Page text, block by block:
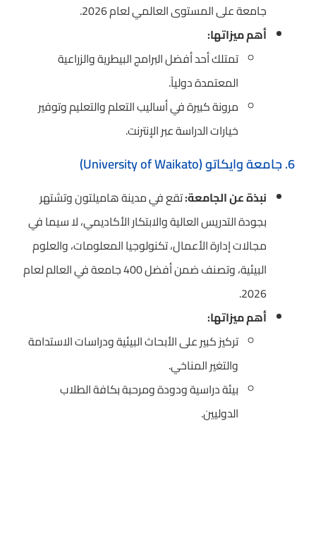
جامعة على المستوى العالمي لعام 2026.
أهم ميزاتها:
تمتلك أحد أفضل البرامج البيطرية والزراعية
المعتمدة دولياً.
مرونة كبيرة في أساليب التعلم والتعليم وتوفير
خيارات الدراسة عبر الإنترنت.
6. جامعة وايكاتو (University of Waikato)
نبذة عن الجامعة:تقع في مدينة هاميلتون وتشتهر
بجودة التدريس العالية والابتكار الأكاديمي، لا سيما في
مجالات إدارة الأعمال، تكنولوجيا المعلومات، والعلوم
البيئية، وتصنف ضمن أفضل 400 جامعة في العالم لعام
2026.
أهم ميزاتها:
تركيز كبير على الأبحاث البيئية ودراسات الاستدامة
والتغير المناخي.
بيئة دراسية ودودة ومرحبة بكافة الطلاب
الدوليين.